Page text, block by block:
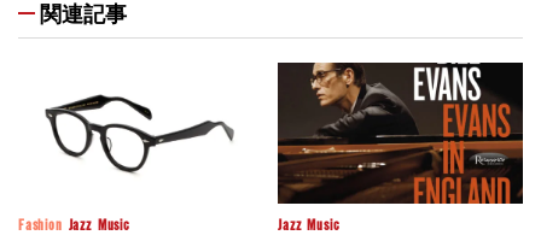
関連記事
Fashion Jazz Music
Jazz Music